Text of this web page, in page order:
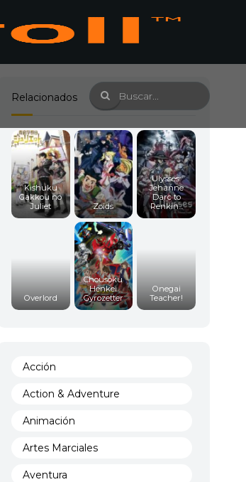
Relacionados
Kishuku
Gakkou no
Juliet
Zoids
Ulysses:
Jehanne
Darc to
Renkin...
Overlord
Chousoku
Henkei
Gyrozetter
Onegai
Teacher!
Acción
Action & Adventure
Animación
Artes Marciales
Aventura